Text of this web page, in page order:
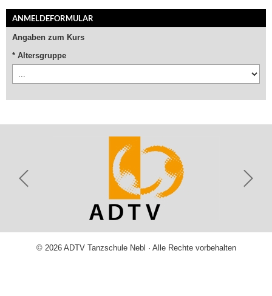
ANMELDEFORMULAR
Angaben zum Kurs
* Altersgruppe
© 2026 ADTV Tanzschule Nebl · Alle Rechte vorbehalten